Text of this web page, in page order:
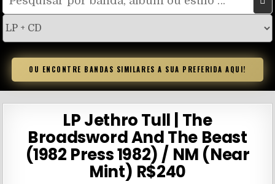
tipo
OU ENCONTRE BANDAS SIMILARES A SUA PREFERIDA AQUI!
LP Jethro Tull | The
Broadsword And The Beast
(1982 Press 1982) / NM (Near
Mint) R$240